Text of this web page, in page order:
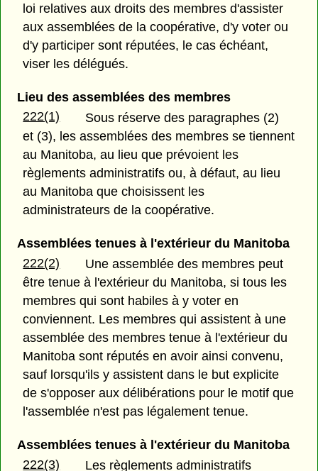
loi relatives aux droits des membres d'assister
aux assemblées de la coopérative, d'y voter ou
d'y participer sont réputées, le cas échéant,
viser les délégués.
Lieu des assemblées des membres
222(1)
Sous réserve des paragraphes (2)
et (3), les assemblées des membres se tiennent
au Manitoba, au lieu que prévoient les
règlements administratifs ou, à défaut, au lieu
au Manitoba que choisissent les
administrateurs de la coopérative.
Assemblées tenues à l'extérieur du Manitoba
222(2)
Une assemblée des membres peut
être tenue à l'extérieur du Manitoba, si tous les
membres qui sont habiles à y voter en
conviennent. Les membres qui assistent à une
assemblée des membres tenue à l'extérieur du
Manitoba sont réputés en avoir ainsi convenu,
sauf lorsqu'ils y assistent dans le but explicite
de s'opposer aux délibérations pour le motif que
l'assemblée n'est pas légalement tenue.
Assemblées tenues à l'extérieur du Manitoba
222(3)
Les règlements administratifs